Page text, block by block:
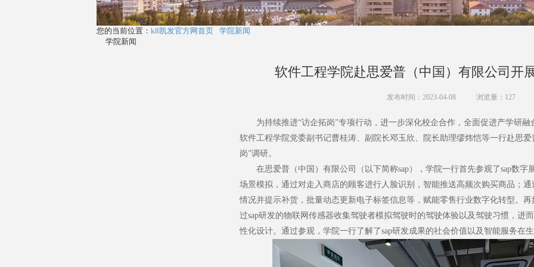
您的当前位置： k8凯发官方网首页
学院新闻
学院新闻
软件工程学院赴思爱普（中国）有限公司开
发布时间：2023-04-08 浏览量： 127
为持续推进“访企拓岗”专项行动，进一步深化校企合作，全面促进产学研融
软件工程学院党委副书记曹桂涛、副院长邓玉欣、院长助理缪炜恺等一行赴思
岗”调研。
在思爱普（中国）有限公司（以下简称sap），学院一行首先参观了sap数字
场景模拟，通过对走入商店的顾客进行人脸识别，智能推送高频次购买商品；
情况并提示补货，批量动态更新电子标签信息等，赋能零售行业数字化转型。
过sap研发的物联网传感器收集驾驶者模拟驾驶时的驾驶体验以及驾驶习惯，进
性化设计。通过参观，学院一行了解了sap研发成果的社会价值以及智能服务在